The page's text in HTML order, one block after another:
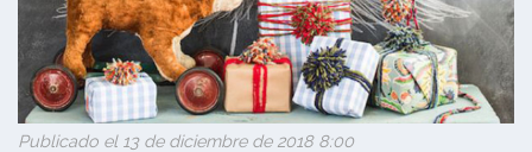
Publicado el 13 de diciembre de 2018 8:00